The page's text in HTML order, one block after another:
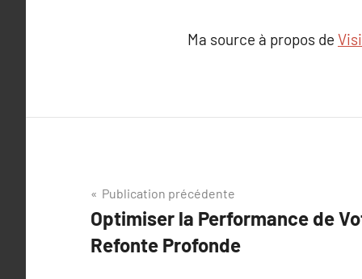
Ma source à propos de
Navigation
de
l’article
Publication précédente
Optimiser la Performance de
Refonte Profonde